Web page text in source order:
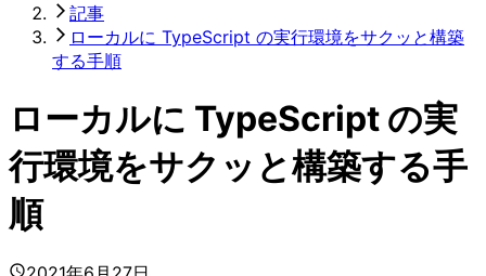
記事
ローカルに TypeScript の実行環境をサクッと構築
する手順
ローカルに TypeScript の実
行環境をサクッと構築する手
順